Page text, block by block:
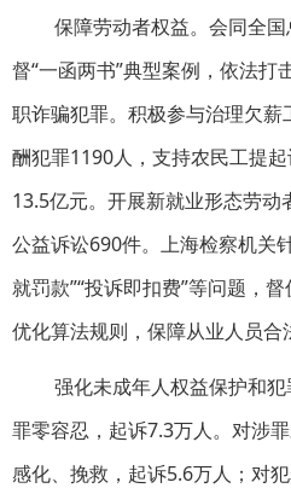
保障劳动者权益。会同全
督“一函两书”典型案例，依法打
职诈骗犯罪。积极参与治理欠
酬犯罪1190人，支持农民工提
13.5亿元。开展新就业形态劳
公益诉讼690件。上海检察机关
就罚款”“投诉即扣费”等问题，
优化算法规则，保障从业人员合
强化未成年人权益保护和
罪零容忍，起诉7.3万人。对涉
感化、挽救，起诉5.6万人；对